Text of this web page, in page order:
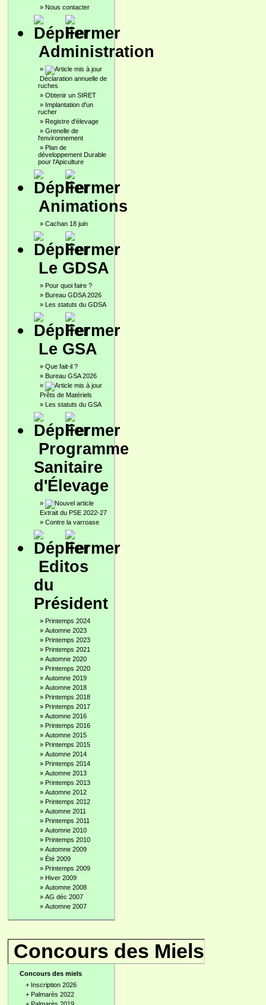
» Nous contacter
Administration
»
Déclaration annuelle de
ruches
» Obtenir un SIRET
» Implantation d'un
rucher
» Registre d'élevage
» Grenelle de
l'environnement
» Plan de
développement Durable
pour l'Apiculture
Animations
» Cachan 18 juin
Le GDSA
» Pour quoi faire ?
» Bureau GDSA 2026
» Les statuts du GDSA
Le GSA
» Que fait-il ?
» Bureau GSA 2026
»
Prêts de Matériels
» Les statuts du GSA
Programme
Sanitaire
d'Élevage
»
Extrait du PSE 2022-27
» Contre la varroase
Editos
du
Président
» Printemps 2024
» Automne 2023
» Printemps 2023
» Printemps 2021
» Automne 2020
» Printemps 2020
» Automne 2019
» Automne 2018
» Printemps 2018
» Printemps 2017
» Automne 2016
» Printemps 2016
» Automne 2015
» Printemps 2015
» Automne 2014
» Printemps 2014
» Automne 2013
» Printemps 2013
» Automne 2012
» Printemps 2012
» Automne 2011
» Printemps 2011
» Automne 2010
» Printemps 2010
» Automne 2009
» Été 2009
» Printemps 2009
» Hiver 2009
» Automne 2008
» AG déc 2007
» Automne 2007
Concours des Miels
Concours des miels
+ Inscription 2026
+ Palmarès 2022